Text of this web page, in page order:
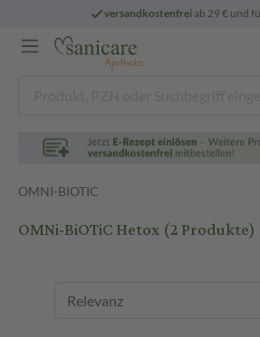
versandkostenfreiab 29 € und
OMNI-BIOTIC
OMNi-BiOTiC Hetox(2 Produkte)